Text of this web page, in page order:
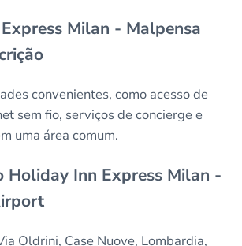
Milan - Malpensa
convenientes, como acesso de
sem fio, serviços de concierge e
uma área comum.
Holiday Inn Express Milan -
Oldrini, Case Nuove, Lombardia,